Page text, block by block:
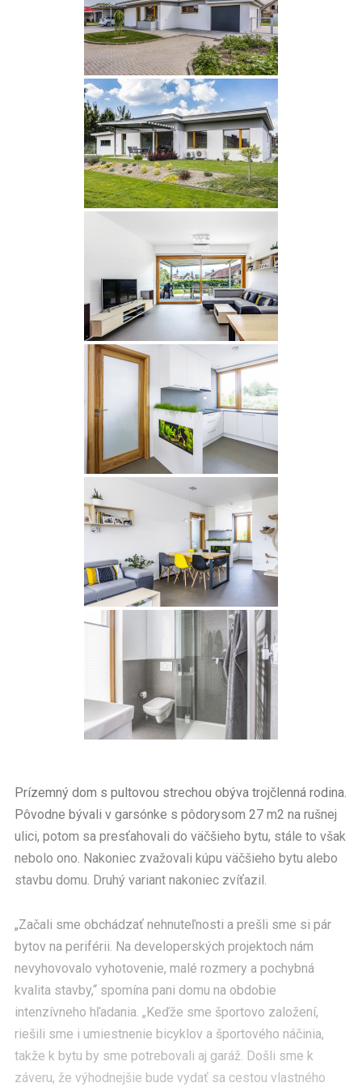
Prízemný dom s pultovou strechou obýva trojčlenná rodina.
Pôvodne bývali v garsónke s pôdorysom 27 m2 na rušnej
ulici, potom sa presťahovali do väčšieho bytu, stále to však
nebolo ono. Nakoniec zvažovali kúpu väčšieho bytu alebo
stavbu domu. Druhý variant nakoniec zvíťazil.
„Začali sme obchádzať nehnuteľnosti a prešli sme si pár
bytov na periférii. Na developerských projektoch nám
nevyhovovalo vyhotovenie, malé rozmery a pochybná
kvalita stavby,“ spomína pani domu na obdobie
intenzívneho hľadania. „Keďže sme športovo založení,
riešili sme i umiestnenie bicyklov a športového náčinia,
takže k bytu by sme potrebovali aj garáž. Došli sme k
záveru, že výhodnejšie bude vydať sa cestou vlastného